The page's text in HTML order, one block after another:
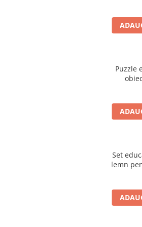
Puzzle
Set
lemn